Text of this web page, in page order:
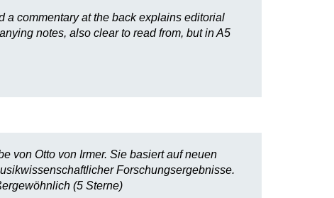
commentary at the back explains editorial
notes, also clear to read from, but in A5
von Otto von Irmer. Sie basiert auf neuen
Forschungsergebnisse.
(5 Sterne)